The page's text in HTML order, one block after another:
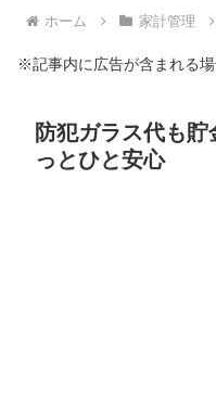
ホーム 家計管理
※記事内に広告が含まれる場
防犯ガラス代も
っとひと安心